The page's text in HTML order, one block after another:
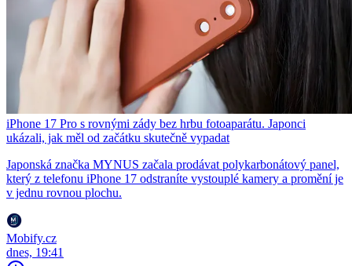
iPhone 17 Pro s rovnými zády bez hrbu fotoaparátu. Japonci
ukázali, jak měl od začátku skutečně vypadat
Japonská značka MYNUS začala prodávat polykarbonátový panel,
který z telefonu iPhone 17 odstraníte vystouplé kamery a promění je
v jednu rovnou plochu.
Mobify.cz
dnes, 19:41